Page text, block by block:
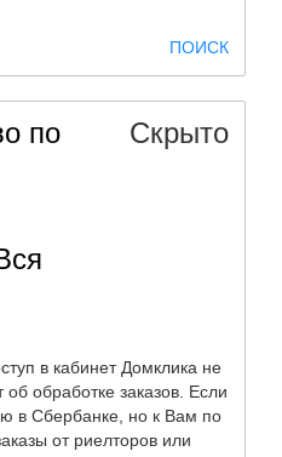
ПОИСК
по
Скрыто
в кабинет Домклика не
обработке заказов. Если
в Сбербанке, но к Вам по
от риелторов или